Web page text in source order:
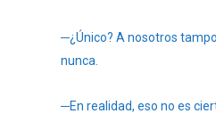
─¿Único? A nosotros
nunca.
─En realidad, eso no es